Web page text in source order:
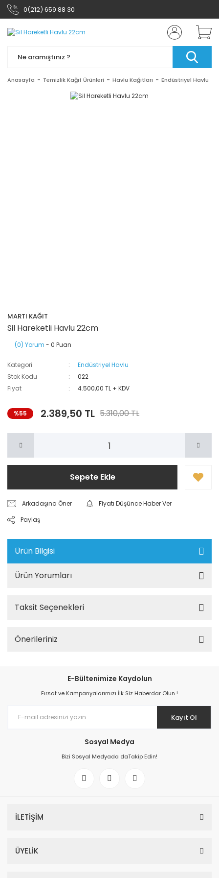
0(212) 659 88 30
Anasayfa Temizlik Kağıt Ürünleri Havlu Kağıtları Endüstriyel Havlu
MARTI KAĞIT
Sil Hareketli Havlu 22cm
(0) Yorum - 0 Puan
Kategori
Endüstriyel Havlu
Stok Kodu
022
Fiyat
4.500,00 TL + KDV
%55 2.389,50 TL 5.310,00 TL
Sepete Ekle
Arkadaşına Öner
Fiyatı Düşünce Haber Ver
Paylaş
Ürün Bilgisi
Ürün Yorumları
Taksit Seçenekleri
Önerileriniz
E-Bültenimize Kaydolun
Fırsat ve Kampanyalarımızı İlk Siz Haberdar Olun !
Kayıt Ol
Sosyal Medya
Bizi Sosyal Medyada daTakip Edin!
İLETİŞİM
ÜYELİK